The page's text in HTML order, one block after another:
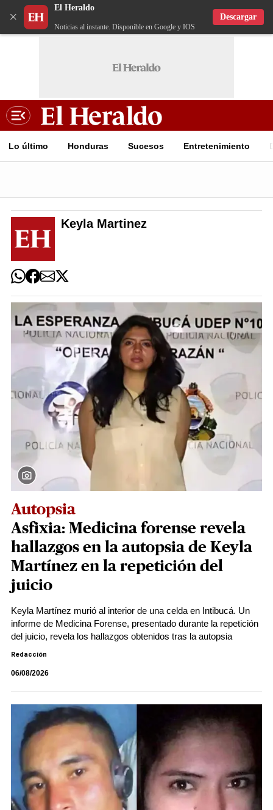
×
El Heraldo
Noticias al instante. Disponible en Google y IOS
Descargar
Lo último Honduras Sucesos Entretenimiento
Keyla Martinez
Autopsia
Asfixia: Medicina forense revela
hallazgos en la autopsia de Keyla
Martínez en la repetición del
juicio
Keyla Martínez murió al interior de una celda en Intibucá. Un
informe de Medicina Forense, presentado durante la repetición
del juicio, revela los hallazgos obtenidos tras la autopsia
Redacción
06/08/2026